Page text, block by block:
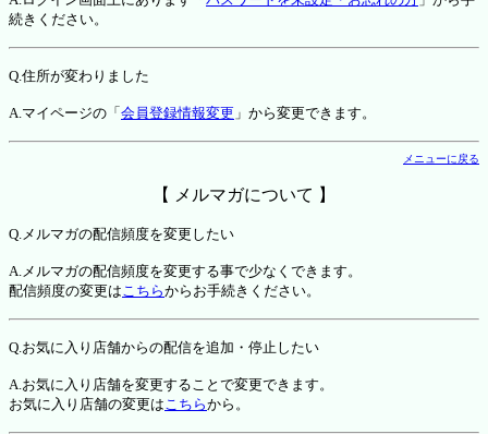
続きください。
Q.住所が変わりました
A.マイページの「 会員登録情報変更 」から変更できます。
メニューに戻る
【 メルマガについて 】
Q.メルマガの配信頻度を変更したい
A.メルマガの配信頻度を変更する事で少なくできます。
配信頻度の変更はこちらからお手続きください。
Q.お気に入り店舗からの配信を追加・停止したい
A.お気に入り店舗を変更することで変更できます。
お気に入り店舗の変更はこちらから。